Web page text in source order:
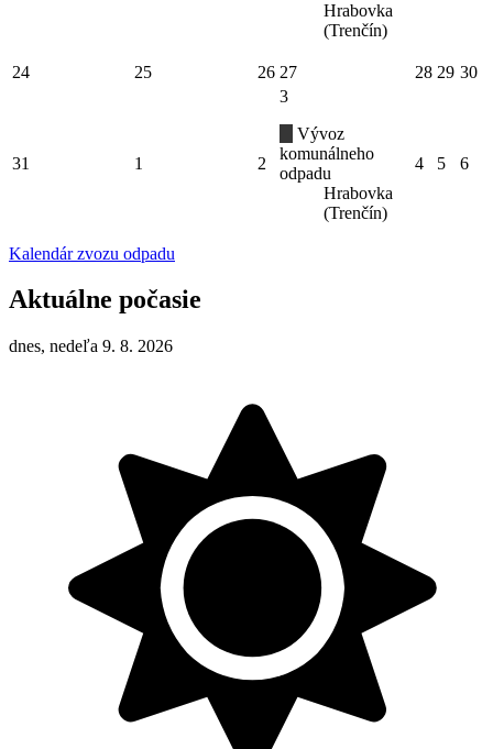
Hrabovka
(Trenčín)
24 25 26 27 28 29 30
31 1 2
3
Vývoz
komunálneho
odpadu
Hrabovka
(Trenčín)
4 5 6
Kalendár zvozu odpadu
Aktuálne počasie
dnes, nedeľa 9. 8. 2026